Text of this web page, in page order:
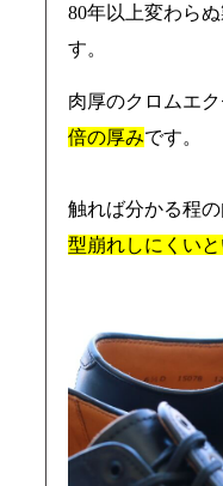
80年以上変わら
す。
肉厚のクロムエ
倍の厚みです。
触れば分かる程の
型崩れしにくいと